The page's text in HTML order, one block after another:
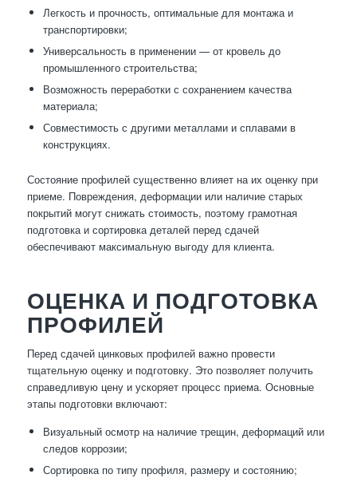
Легкость и прочность, оптимальные для монтажа и
транспортировки;
Универсальность в применении — от кровель до
промышленного строительства;
Возможность переработки с сохранением качества
материала;
Совместимость с другими металлами и сплавами в
конструкциях.
Состояние профилей существенно влияет на их оценку при
приеме. Повреждения, деформации или наличие старых
покрытий могут снижать стоимость, поэтому грамотная
подготовка и сортировка деталей перед сдачей
обеспечивают максимальную выгоду для клиента.
ОЦЕНКА И ПОДГОТОВКА
ПРОФИЛЕЙ
Перед сдачей цинковых профилей важно провести
тщательную оценку и подготовку. Это позволяет получить
справедливую цену и ускоряет процесс приема. Основные
этапы подготовки включают:
Визуальный осмотр на наличие трещин, деформаций или
следов коррозии;
Сортировка по типу профиля, размеру и состоянию;